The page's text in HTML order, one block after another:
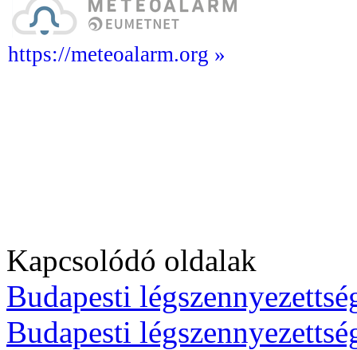
https://meteoalarm.org »
Kapcsolódó oldalak
Budapesti
Budapesti